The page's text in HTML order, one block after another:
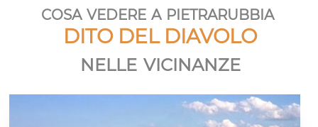
cosa vedere a pietrarubbia
DITO DEL DIAVOLO
nelle vicinanze